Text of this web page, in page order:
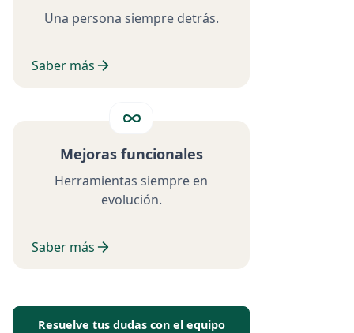
Una persona siempre detrás.
Saber más
Mejoras funcionales
Herramientas siempre en
evolución.
Saber más
Resuelve tus dudas con el equipo